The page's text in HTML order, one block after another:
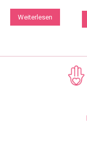
Weiterlesen